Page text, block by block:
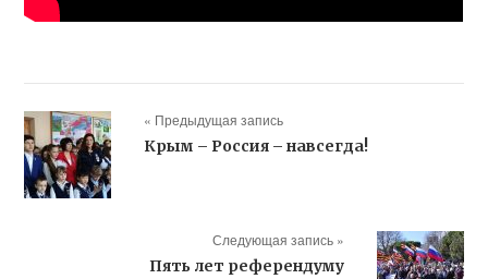
« Предыдущая запись
Крым – Россия – навсегда!
Следующая запись »
Пять лет референдуму